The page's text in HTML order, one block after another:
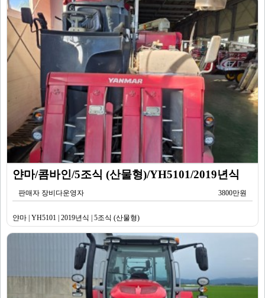
얀마/콤바인/5조식 (산물형)/YH5101/2019년식
판매자 장비다운영자 3800만원
얀마 | YH5101 | 2019년식 | 5조식 (산물형)